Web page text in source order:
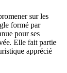
sur les
formé par
pour ses
Elle fait partie
apprécié